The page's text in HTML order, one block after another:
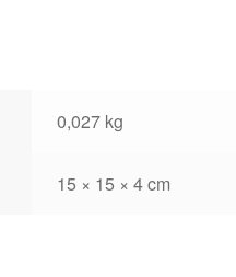
0,027 kg
15 × 15 × 4 cm